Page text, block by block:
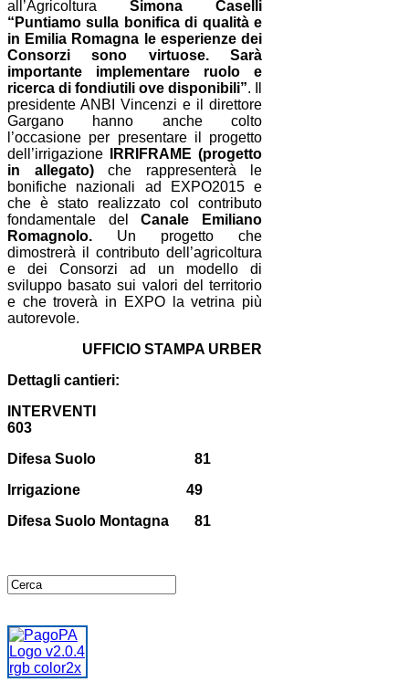
all’AgricolturaSimona Caselli
“Puntiamo sulla bonifica di qualità e
in Emilia Romagna le esperienze dei
Consorzi sono virtuose. Sarà
importante implementare ruolo e
ricerca di fondiutili ove disponibili”. Il
presidente ANBI Vincenzi e il direttore
Gargano hanno anche colto
l’occasione per presentare il progetto
dell’irrigazione
IRRIFRAME (progetto
in allegato)che rappresenterà le
bonifiche nazionali ad EXPO2015 e
che è stato realizzato col contributo
fondamentale del
Canale Emiliano
Romagnolo. Un progetto che
dimostrerà il contributo dell’agricoltura
e dei Consorzi ad un modello di
sviluppo basato sui valori del territorio
e che troverà in EXPO la vetrina più
autorevole.
UFFICIO STAMPA URBER
Dettagli cantieri:
INTERVENTI
603
Difesa Suolo 81
Irrigazione 49
Difesa Suolo Montagna 81